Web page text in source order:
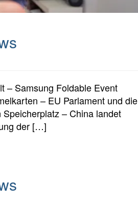
– Samsung Foldable Event
– EU Parlament und die
– China landet
der […]